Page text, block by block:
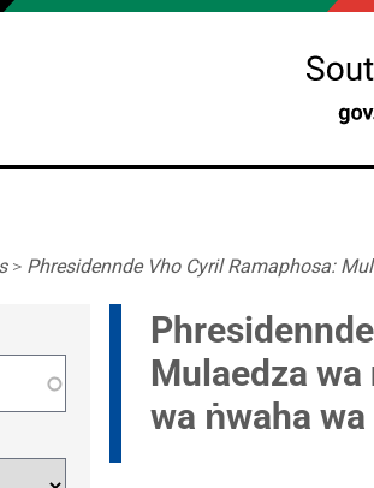
> Phresidennde Vho Cyril Ramaphosa:
Mulaedza
wa ṅwaha